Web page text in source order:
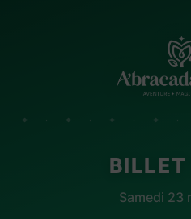
✦ · ✦ · ✦ · ✦
Samedi 23